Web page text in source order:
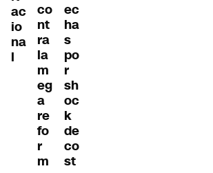
ac
io
na
l
co
nt
ra
la
m
eg
a
re
fo
r
m
ec
ha
s
po
r
sh
oc
k
de
co
st